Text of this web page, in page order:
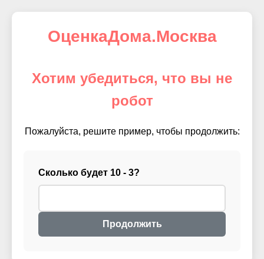
ОценкаДома.Москва
Хотим убедиться, что вы не
робот
Пожалуйста, решите пример, чтобы продолжить:
Сколько будет 10 - 3?
Продолжить